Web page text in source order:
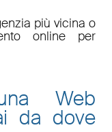
più vicina o
online per
Web
da dove